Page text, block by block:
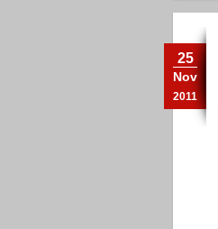
25
Nov
2011